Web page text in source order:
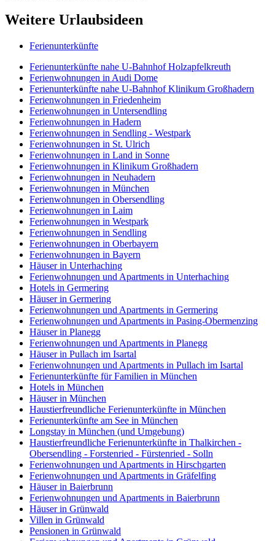
Weitere Urlaubsideen
Ferienunterkünfte
Ferienunterkünfte nahe U-Bahnhof Holzapfelkreuth
Ferienwohnungen in Audi Dome
Ferienunterkünfte nahe U-Bahnhof Klinikum Großhadern
Ferienwohnungen in Friedenheim
Ferienwohnungen in Untersendling
Ferienwohnungen in Hadern
Ferienwohnungen in Sendling - Westpark
Ferienwohnungen in St. Ulrich
Ferienwohnungen in Land in Sonne
Ferienwohnungen in Klinikum Großhadern
Ferienwohnungen in Neuhadern
Ferienwohnungen in München
Ferienwohnungen in Obersendling
Ferienwohnungen in Laim
Ferienwohnungen in Westpark
Ferienwohnungen in Sendling
Ferienwohnungen in Oberbayern
Ferienwohnungen in Bayern
Häuser in Unterhaching
Ferienwohnungen und Apartments in Unterhaching
Hotels in Germering
Häuser in Germering
Ferienwohnungen und Apartments in Germering
Ferienwohnungen und Apartments in Pasing-Obermenzing
Häuser in Planegg
Ferienwohnungen und Apartments in Planegg
Häuser in Pullach im Isartal
Ferienwohnungen und Apartments in Pullach im Isartal
Ferienunterkünfte für Familien in München
Hotels in München
Häuser in München
Haustierfreundliche Ferienunterkünfte in München
Ferienunterkünfte am See in München
Longstay in München (und Umgebung)
Haustierfreundliche Ferienunterkünfte in Thalkirchen -
Obersendling - Forstenried - Fürstenried - Solln
Ferienwohnungen und Apartments in Hirschgarten
Ferienwohnungen und Apartments in Gräfelfing
Häuser in Baierbrunn
Ferienwohnungen und Apartments in Baierbrunn
Häuser in Grünwald
Villen in Grünwald
Pensionen in Grünwald